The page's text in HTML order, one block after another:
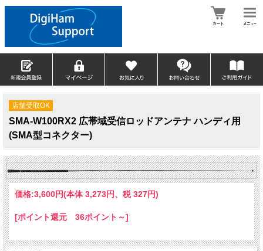
店舗受取OK
SMA-W100RX2 広帯域受信ロッドアンテナ ハンディ用
(SMA型コネクター)
価格:3,600円(本体 3,273円、税 327円)
[ポイント還元 36ポイント～]